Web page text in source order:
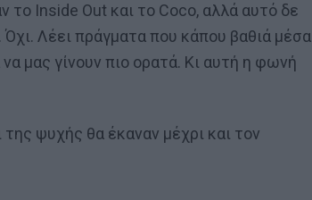
το Inside Out και το Coco, αλλά αυτό δε
Όχι. Λέει πράγματα που κάπου βαθιά μέσα
μας γίνουν πιο ορατά. Κι αυτή η φωνή
ψυχής θα έκαναν μέχρι και τον